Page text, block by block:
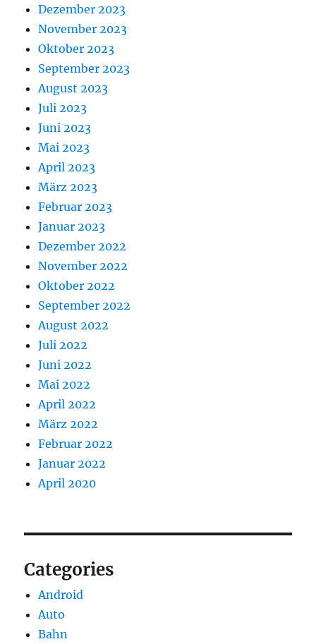
Dezember 2023
November 2023
Oktober 2023
September 2023
August 2023
Juli 2023
Juni 2023
Mai 2023
April 2023
März 2023
Februar 2023
Januar 2023
Dezember 2022
November 2022
Oktober 2022
September 2022
August 2022
Juli 2022
Juni 2022
Mai 2022
April 2022
März 2022
Februar 2022
Januar 2022
April 2020
Categories
Android
Auto
Bahn